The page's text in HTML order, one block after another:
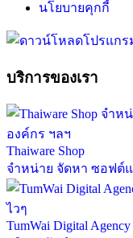
นโยบายคุกกี้
บริการของเรา
Thaiware Shop
จำหน่าย จัดหา ซอฟต์
TumWai Digital Agency